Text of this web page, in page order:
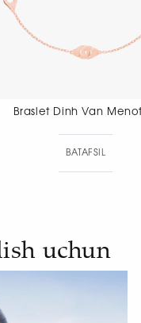
Braslet Dinh
uchun